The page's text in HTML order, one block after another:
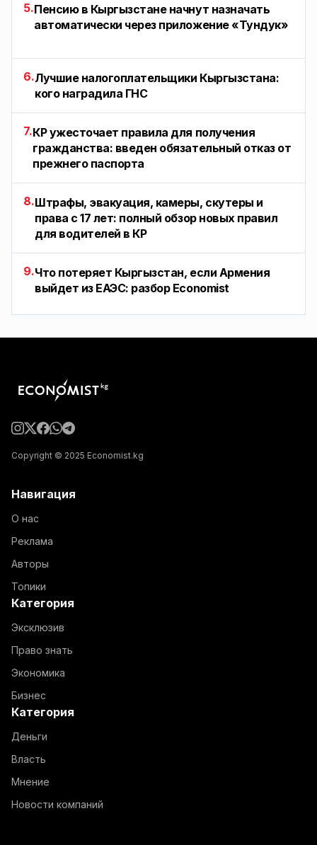
5.Пенсию в Кыргызстане начнут назначать
автоматически через приложение «Тундук»
6.Лучшие налогоплательщики Кыргызстана:
кого наградила ГНС
7.КР ужесточает правила для получения
гражданства: введен обязательный отказ от
прежнего паспорта
8.Штрафы, эвакуация, камеры, скутеры и
права с 17 лет: полный обзор новых правил
для водителей в КР
9.Что потеряет Кыргызстан, если Армения
выйдет из ЕАЭС: разбор Economist
Copyright © 2025 Economist.kg
Навигация
О нас
Реклама
Авторы
Топики
Категория
Эксклюзив
Право знать
Экономика
Бизнес
Категория
Деньги
Власть
Мнение
Новости компаний